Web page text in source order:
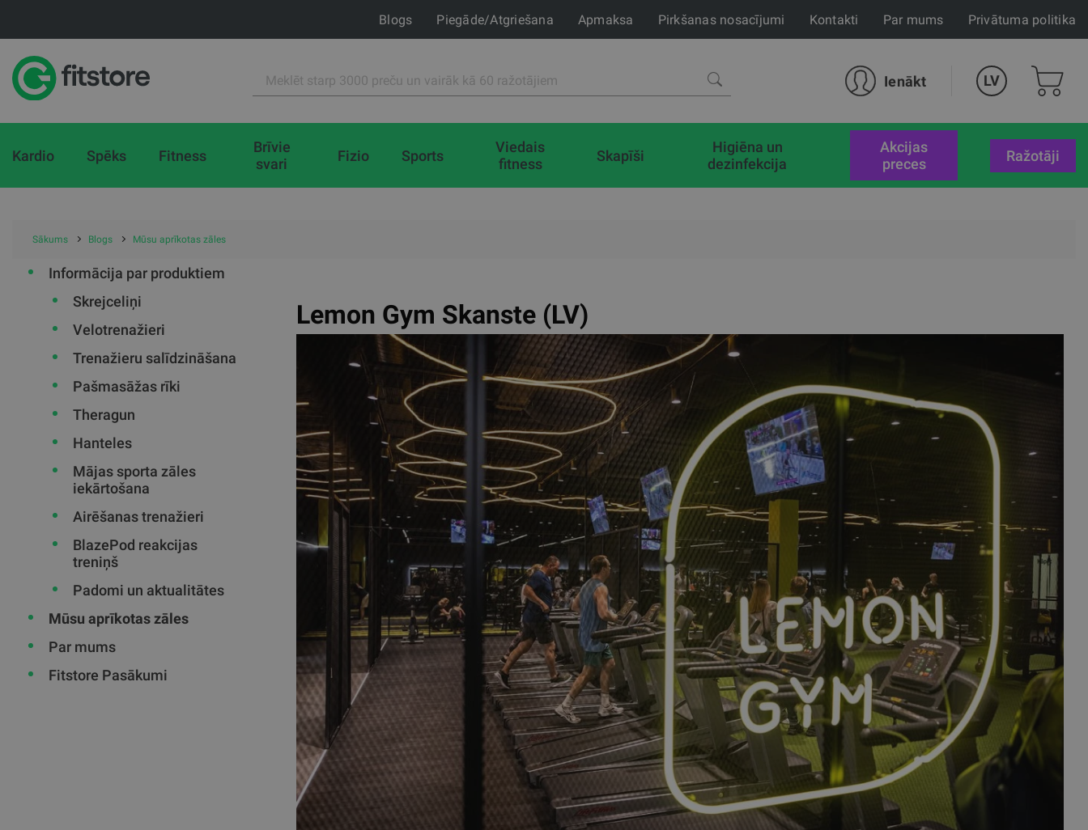
Blogs Piegāde/Atgriešana Apmaksa Pirkšanas nosacījumi Kontakti Par mums Privātuma politika
Ienākt LV
Kardio Spēks Fitness
Brīvie
svari
Fizio Sports
Viedais
fitness
Skapīši
Higiēna un
dezinfekcija
akcijas
preces
Ražotāji
Sākums Blogs Mūsu aprīkotas zāles
Informācija par produktiem
Skrejceliņi
Velotrenažieri
Trenažieru salīdzināšana
Pašmasāžas rīki
Theragun
Hanteles
Mājas sporta zāles
iekārtošana
Airēšanas trenažieri
BlazePod reakcijas
treniņš
Padomi un aktualitātes
Mūsu aprīkotas zāles
Par mums
Fitstore Pasākumi
Lemon Gym Skanste (LV)